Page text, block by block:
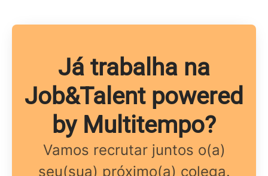
Já trabalha na
Job&Talent powered
by Multitempo?
Vamos recrutar juntos o(a)
seu(sua) próximo(a) colega.